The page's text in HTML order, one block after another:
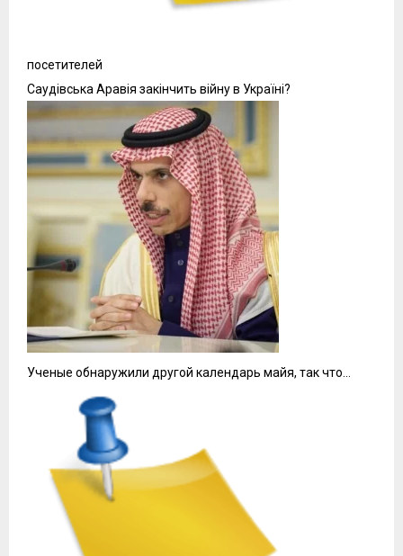
посетителей
Саудівська Аравія закінчить війну в Україні?
Ученые обнаружили другой календарь майя, так что…